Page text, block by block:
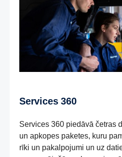
Services 360
Services 360 piedāvā četras
un apkopes paketes, kuru
rīki un pakalpojumi un uz